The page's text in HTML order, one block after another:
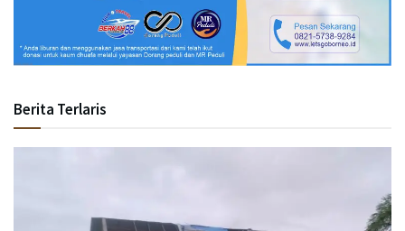
Berita Terlaris